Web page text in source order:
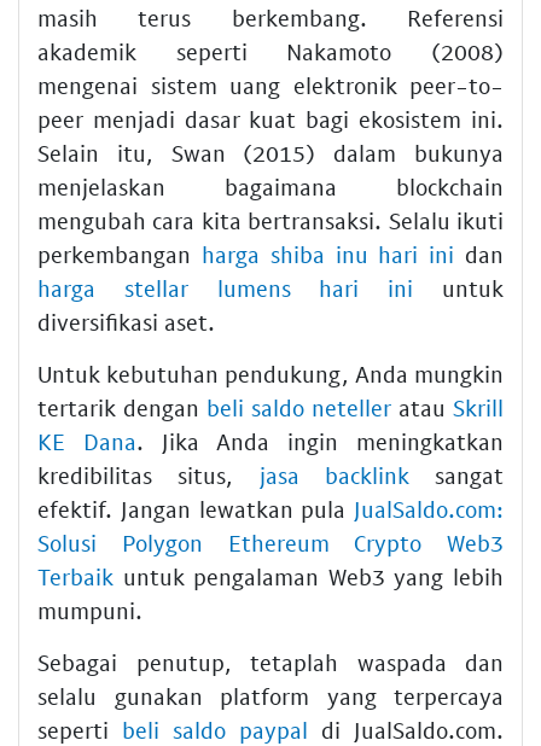
masih terus berkembang. Referensi
akademik seperti Nakamoto (2008)
mengenai sistem uang elektronik peer-to-
peer menjadi dasar kuat bagi ekosistem ini.
Selain itu, Swan (2015) dalam bukunya
menjelaskan bagaimana blockchain
mengubah cara kita bertransaksi. Selalu ikuti
perkembangan harga shiba inu hari ini dan
harga stellar lumens hari ini untuk
diversifikasi aset.
Untuk kebutuhan pendukung, Anda mungkin
tertarik dengan beli saldo neteller atau Skrill
KE Dana. Jika Anda ingin meningkatkan
kredibilitas situs, jasa backlinksangat
efektif. Jangan lewatkan pula JualSaldo.com:
Solusi Polygon Ethereum Crypto Web3
Terbaik untuk pengalaman Web3 yang lebih
mumpuni.
Sebagai penutup, tetaplah waspada dan
selalu gunakan platform yang terpercaya
seperti beli saldo paypal di JualSaldo.com.